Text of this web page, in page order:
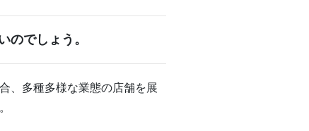
でしょう。
、多種多様な業態の店舗を展